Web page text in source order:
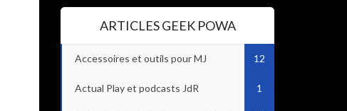
ARTICLES GEEK POWA
Accessoires et outils pour MJ 12
Actual Play et podcasts JdR 1